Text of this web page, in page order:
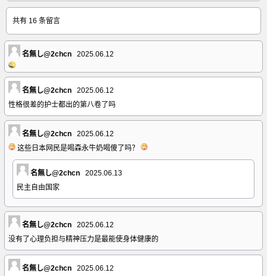
共有 16 条留言
名無し@2chcn 2025.06.12
名無し@2chcn
2025.06.12
性格很差的护士都出的第八卷了吗
名無し@2chcn
2025.06.12
这些日本网民是喝森永牛奶喝傻了吗？
名無し@2chcn
2025.06.13
民主自由国家
名無し@2chcn
2025.06.12
没有了心理负担与精神压力是最能使身体健康的
名無し@2chcn
2025.06.12